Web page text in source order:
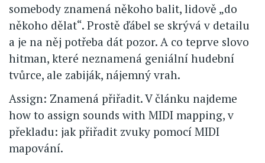
somebody znamená někoho balit, lidově „do
někoho dělat“. Prostě ďábel se skrývá v detailu
a je na něj potřeba dát pozor. A co teprve slovo
hitman, které neznamená geniální hudební
tvůrce, ale zabiják, nájemný vrah.
Assign: Znamená přiřadit. V článku najdeme
how to assign sounds with MIDI mapping, v
překladu: jak přiřadit zvuky pomocí MIDI
mapování.